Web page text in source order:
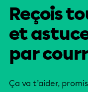
Reçois
et
par
Ça va t’aider,